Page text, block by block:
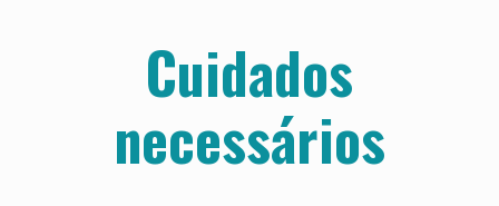
Cuidados
necessários